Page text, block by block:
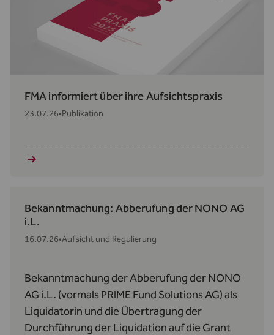
FMA informiert über ihre Aufsichtspraxis
23.07.26•Publikation
Bekanntmachung: Abberufung der NONO AG
i.L.
16.07.26•Aufsicht und Regulierung
Bekanntmachung der Abberufung der NONO
AG i.L. (vormals PRIME Fund Solutions AG) als
Liquidatorin und die Übertragung der
Durchführung der Liquidation auf die Grant